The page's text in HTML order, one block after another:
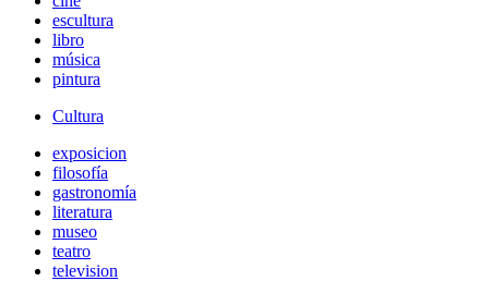
escultura
libro
música
pintura
Cultura
exposicion
filosofía
gastronomía
literatura
museo
teatro
television